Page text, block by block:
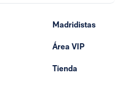
Madridistas
Área VIP
Tienda